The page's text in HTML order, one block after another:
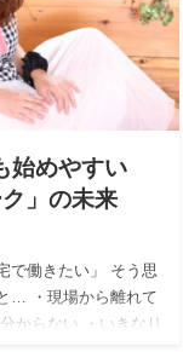
始めやすい
」の未来
で働きたい」 そう思
… ・現場から離れて
からない ・いきなり